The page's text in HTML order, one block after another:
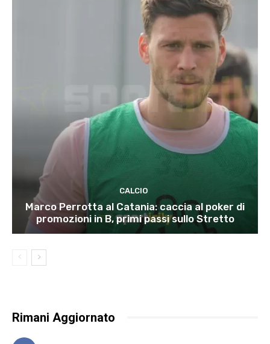
CALCIO
Marco Perrotta al Catania: caccia al poker di
promozioni in B, primi passi sullo Stretto
Rimani Aggiornato